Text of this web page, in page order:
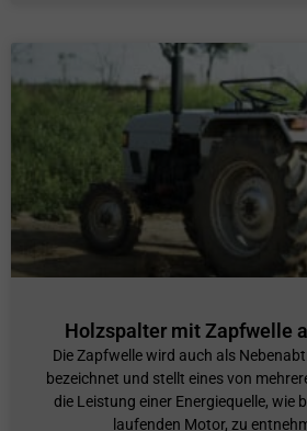
Holzspalter mit Zapfwelle
Die Zapfwelle wird auch als
bezeichnet und stellt eines von
die Leistung einer Energiequelle, wie
laufenden Motor, zu